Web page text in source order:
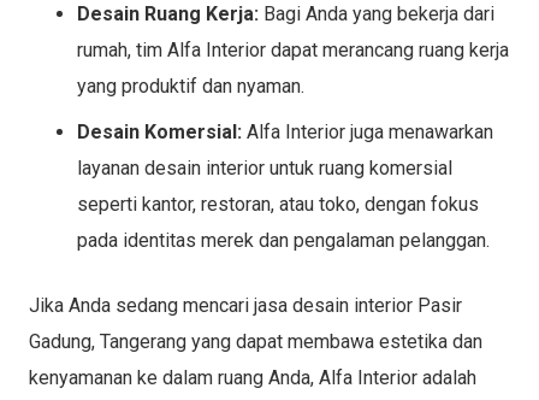
Desain Ruang Kerja: Bagi Anda yang bekerja dari
rumah, tim Alfa Interior dapat merancang ruang kerja
yang produktif dan nyaman.
Desain Komersial: Alfa Interior juga menawarkan
layanan desain interior untuk ruang komersial
seperti kantor, restoran, atau toko, dengan fokus
pada identitas merek dan pengalaman pelanggan.
Jika Anda sedang mencari jasa desain interior Pasir
Gadung, Tangerang yang dapat membawa estetika dan
kenyamanan ke dalam ruang Anda, Alfa Interior adalah